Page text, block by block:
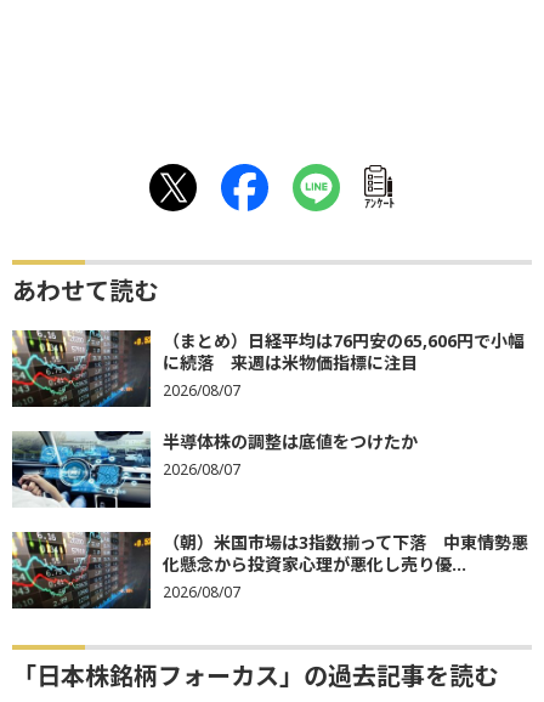
ｱﾝｹｰﾄ
あわせて読む
（まとめ）日経平均は76円安の65,606円で小幅
に続落 来週は米物価指標に注目
2026/08/07
半導体株の調整は底値をつけたか
2026/08/07
（朝）米国市場は3指数揃って下落 中東情勢悪
化懸念から投資家心理が悪化し売り優...
2026/08/07
「日本株銘柄フォーカス」の過去記事を読む